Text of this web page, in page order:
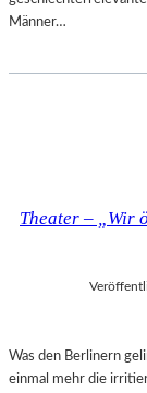
Männer…
Theater – „Wir
Was den Berlinern
einmal mehr die